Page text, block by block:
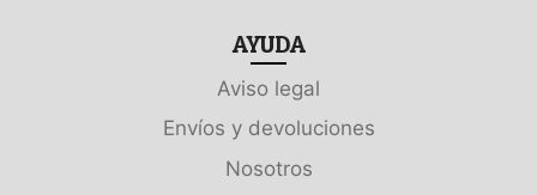
AYUDA
Aviso legal
Envíos y devoluciones
Nosotros